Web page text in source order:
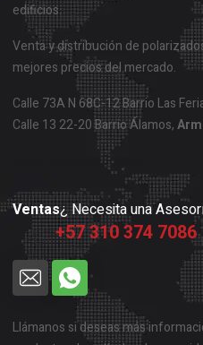
edificios.
Venta y distribución de
mejores precios del mercado.
Calle 73A N 68C-12 Barrio Las
Calle 13 22-20 Barrio Álamos,
Mapa Ubicación Bogotá
Ventas¿ Necesita una
+57 310 374 7086
Llámanos si deseas más